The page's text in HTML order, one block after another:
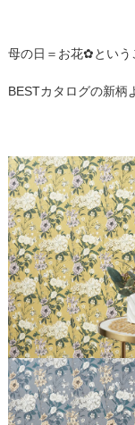
母の日＝お花✿という
BESTカタログの新柄